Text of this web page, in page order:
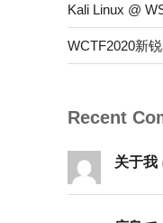
Kali Linux @
WCTF2020新
Recent
关于我